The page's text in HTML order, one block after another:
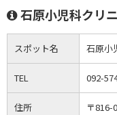
石原小児科クリ
スポット名 石原小
TEL 092-
住所
〒816-